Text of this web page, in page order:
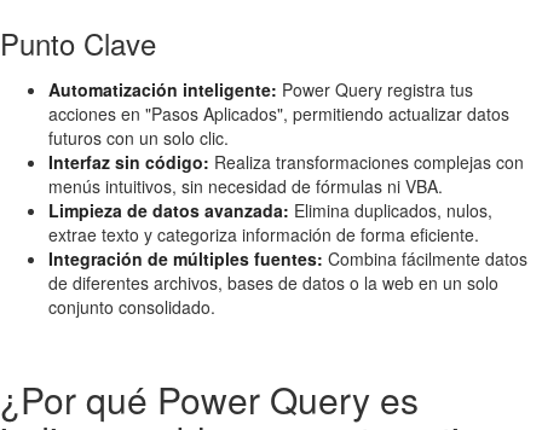
Punto Clave
Automatización inteligente: Power Query registra tus
acciones en "Pasos Aplicados", permitiendo actualizar datos
futuros con un solo clic.
Interfaz sin código: Realiza transformaciones complejas con
menús intuitivos, sin necesidad de fórmulas ni VBA.
Limpieza de datos avanzada: Elimina duplicados, nulos,
extrae texto y categoriza información de forma eficiente.
Integración de múltiples fuentes: Combina fácilmente datos
de diferentes archivos, bases de datos o la web en un solo
conjunto consolidado.
¿Por qué Power Query es